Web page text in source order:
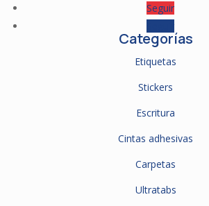
Seguir
Categorías
Etiquetas
Stickers
Escritura
Cintas adhesivas
Carpetas
Ultratabs